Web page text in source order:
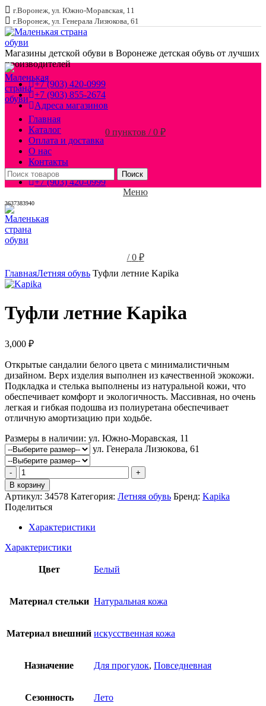
г.Воронеж, ул. Южно-Моравская, 11
г.Воронеж, ул. Генерала Лизюкова, 61
Магазины детской обуви в Воронеже детская обувь от лучших
производителей
+7 (903) 420-0999
+7 (903) 855-2674
Адреса магазинов
0 пунктов / 0 ₽
Поиск
Меню
/ 0 ₽
Главная
Каталог
Оплата и доставка
О нас
Контакты
+7 (903) 420-0999
3637383940
ГлавнаяЛетняя обувь Туфли летние Kapika
Туфли летние Kapika
3,000 ₽
Открытые сандалии белого цвета с минималистичным
дизайном. Верх изделия выполнен из качественной экокожи.
Подкладка и стелька выполнены из натуральной кожи, что
обеспечивает комфорт и экологичность. Массивная, но очень
легкая и гибкая подошва из полиуретана обеспечивает
отличную амортизацию при ходьбе.
Размеры в наличии: ул. Южно-Моравская, 11
ул. Генерала Лизюкова, 61
Количество
товара
Туфли
летние
Kapika
В корзину
Артикул: 34578 Категория: Летняя обувь Бренд: Kapika
Поделиться
Характеристики
Характеристики
Цвет Белый
Материал стельки Натуральная кожа
Материал внешний искусственная кожа
Назначение Для прогулок, Повседневная
Сезонность Лето